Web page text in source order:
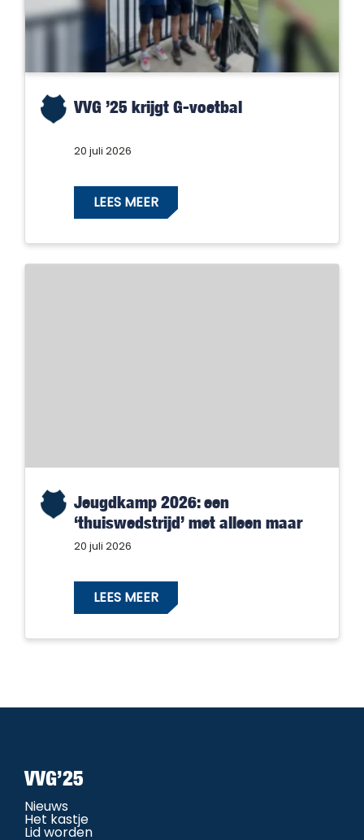
VVG ’25 krijgt G-voetbal
20 juli 2026
LEES MEER
Jeugdkamp 2026: een
‘thuiswedstrijd’ met alleen maar
winnaars!
20 juli 2026
LEES MEER
VVG’25
Nieuws
Het kastje
Lid worden